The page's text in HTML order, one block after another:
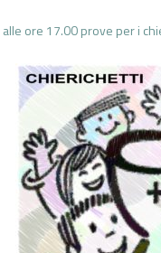
alle ore 17.00 prove per i